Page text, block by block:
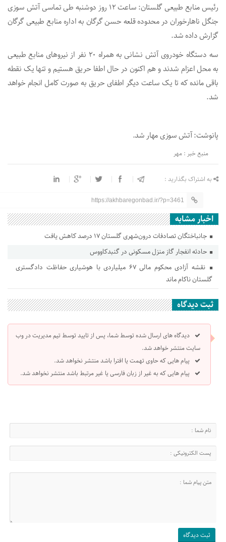
رئیس منابع طبیعی گلستان: ساعت ۱۲ روز دوشنبه طی تماسی آتش سوزی
جنگل ناهارخوران در محدوده قلعه حسن گرگان به اداره منابع طبیعی گرگان
گزارش داده شد.
سه دستگاه خودروی آتش نشانی به همراه ۲۰ نفر از نیروهای منابع طبیعی
به محل اعزام شدند و هم اکنون در حال اطفا حریق هستیم و تنها یک نقطه
باقی مانده که تا یک ساعت دیگر اطفای حریق به صورت کامل انجام خواهد
شد.
پانوشت: آتش سوزی مهار شد.
منبع خبر : مهر
به اشتراک بگذارید :
https://akhbaregonbad.ir/?p=3461
اخبار مشابه
جانباختگان تصادفات درون‌شهری گلستان ۱۷ درصد کاهش یافت
حادثه انفجار گاز منزل مسکونی در گنبدکاووس
نقشه آزادی محکوم مالی ۶۷ میلیاردی با هوشیاری حفاظت دادگستری
گلستان ناکام ماند
ثبت دیدگاه
دیدگاه های ارسال شده توسط شما، پس از تایید توسط تیم مدیریت در وب
سایت منتشر خواهد شد.
پیام هایی که حاوی تهمت یا افترا باشد منتشر نخواهد شد.
پیام هایی که به غیر از زبان فارسی یا غیر مرتبط باشد منتشر نخواهد شد.